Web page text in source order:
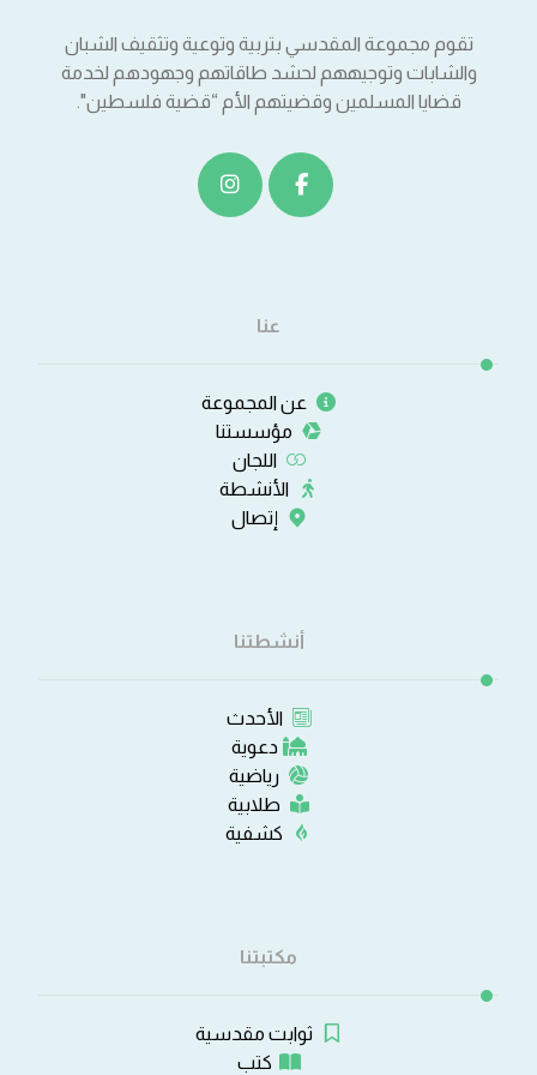
تقوم مجموعة المقدسي بتربية وتوعية وتثقيف الشبان
والشابات وتوجيههم لحشد طاقاتهم وجهودهم لخدمة
قضايا المسلمين وقضيتهم الأم “قضية فلسطين".
عنا
عن المجموعة
مؤسستنا
اللجان
الأنشطة
إتصال
أنشطتنا
الأحدث
دعوية
رياضية
طلابية
كشفية
مكتبتنا
ثوابت مقدسية
كتب